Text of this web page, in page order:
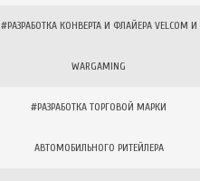
#РАЗРАБОТКА КОНВЕРТА И ФЛАЙЕРА VELCOM И
WARGAMING
#РАЗРАБОТКА ТОРГОВОЙ МАРКИ
АВТОМОБИЛЬНОГО РИТЕЙЛЕРА